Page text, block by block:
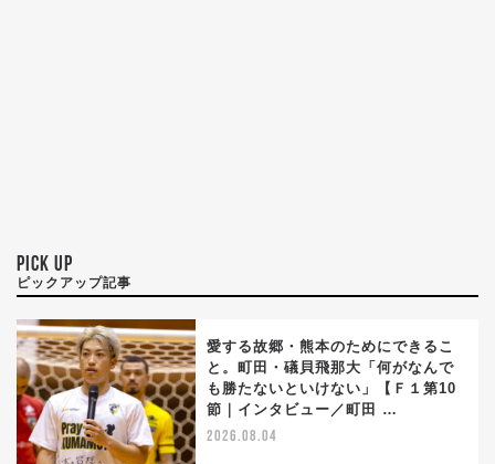
PICK UP
ピックアップ記事
愛する故郷・熊本のためにできるこ
と。町田・礒貝飛那大「何がなんで
も勝たないといけない」【Ｆ１第10
節｜インタビュー／町田 …
2026.08.04